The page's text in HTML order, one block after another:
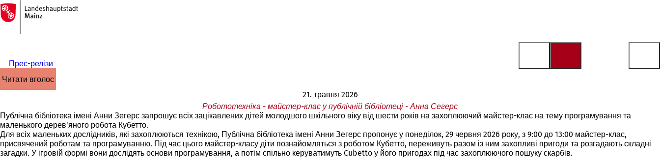
Перейти до змісту
На
головну
сторінку
Прес-релізи
читати вголос
21. травня 2026
Робототехніка - майстер-клас у публічній бібліотеці - Анна Сегерс
Публічна бібліотека імені Анни Зегерс запрошує всіх зацікавлених дітей молодшого шкільного віку від шести років на захоплюючий майстер-клас на тему програмування та
маленького дерев'яного робота Кубетто.
Для всіх маленьких дослідників, які захоплюються технікою, Публічна бібліотека імені Анни Зегерс пропонує у понеділок, 29 червня 2026 року, з 9:00 до 13:00 майстер-клас,
присвячений роботам та програмуванню. Під час цього майстер-класу діти познайомляться з роботом Кубетто, переживуть разом із ним захопливі пригоди та розгадають складні
загадки. У ігровій формі вони дослідять основи програмування, а потім спільно керуватимуть Cubetto у його пригодах під час захоплюючого пошуку скарбів.